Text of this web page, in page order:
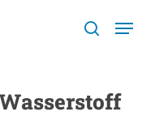
search
Menu